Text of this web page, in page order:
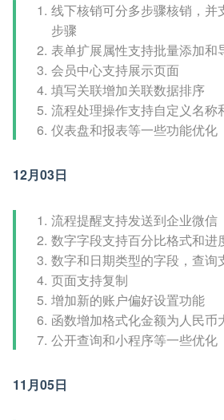
线下核销可分多步骤核销，并
步骤
表单扩展属性支持批量添加和
会员中心支持展示页面
填写关联增加关联数据排序
流程处理操作支持自定义名称
仪表盘和报表等一些功能优化
12月03日
流程提醒支持发送到企业微信
数字字段支持百分比格式和进
数字和日期类型的字段，查询
页面支持复制
增加新的账户偏好设置功能
函数增加格式化金额为人民币
公开查询和小程序等一些优化
11月05日